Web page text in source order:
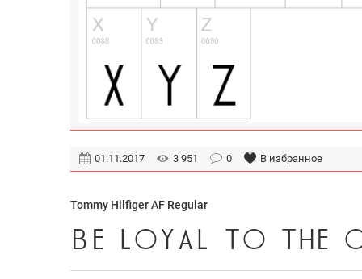
01.11.2017 3 951 0 В избранное
Tommy Hilfiger AF Regular